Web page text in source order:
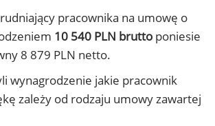
pracownika na umowę o
10 540 PLN brutto poniesie
8 879 PLN netto.
wynagrodzenie jakie pracownik
zależy od rodzaju umowy zawartej